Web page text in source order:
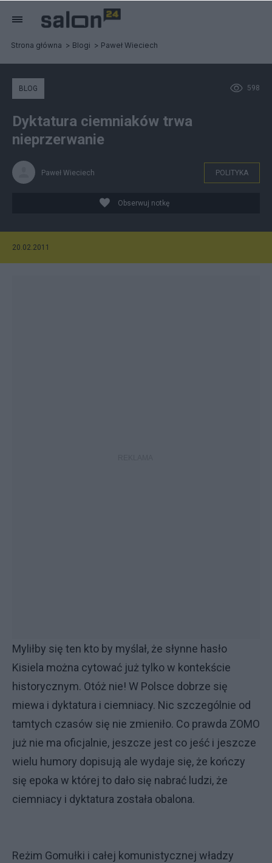
Strona główna Blogi Paweł Wieciech
598
BLOG
Dyktatura ciemniaków trwa
nieprzerwanie
Paweł Wieciech POLITYKA
Obserwuj notkę
20.02.2011
Myliłby się ten kto by myślał, że słynne hasło
Kisiela można cytować już tylko w kontekście
historycznym. Otóż nie! W Polsce dobrze się
miewa i dyktatura i ciemniacy. Nic szczególnie od
tamtych czasów się nie zmieniło. Co prawda ZOMO
już nie ma oficjalnie, jeszcze jest co jeść i jeszcze
wielu humory dopisują ale wydaje się, że kończy
się epoka w której to dało się nabrać ludzi, że
ciemniacy i dyktatura została obalona.
Reżim Gomułki i całej komunistycznej władzy